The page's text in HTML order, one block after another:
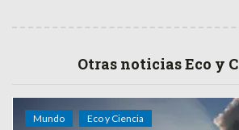
Otras noticias Eco y
Mundo Eco y Ciencia